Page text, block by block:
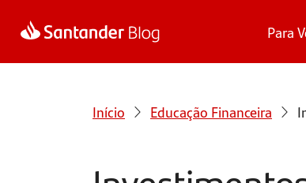
Para
Início Educação Financeira